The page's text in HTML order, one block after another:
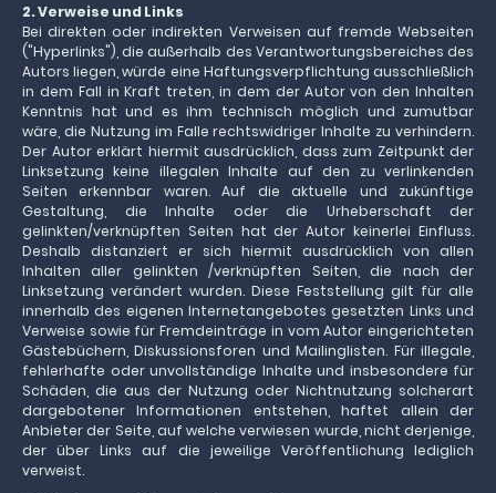
2. Verweise und Links
Bei direkten oder indirekten Verweisen auf fremde Webseiten
("Hyperlinks"), die außerhalb des Verantwortungsbereiches des
Autors liegen, würde eine Haftungsverpflichtung ausschließlich
in dem Fall in Kraft treten, in dem der Autor von den Inhalten
Kenntnis hat und es ihm technisch möglich und zumutbar
wäre, die Nutzung im Falle rechtswidriger Inhalte zu verhindern.
Der Autor erklärt hiermit ausdrücklich, dass zum Zeitpunkt der
Linksetzung keine illegalen Inhalte auf den zu verlinkenden
Seiten erkennbar waren. Auf die aktuelle und zukünftige
Gestaltung, die Inhalte oder die Urheberschaft der
gelinkten/verknüpften Seiten hat der Autor keinerlei Einfluss.
Deshalb distanziert er sich hiermit ausdrücklich von allen
Inhalten aller gelinkten /verknüpften Seiten, die nach der
Linksetzung verändert wurden. Diese Feststellung gilt für alle
innerhalb des eigenen Internetangebotes gesetzten Links und
Verweise sowie für Fremdeinträge in vom Autor eingerichteten
Gästebüchern, Diskussionsforen und Mailinglisten. Für illegale,
fehlerhafte oder unvollständige Inhalte und insbesondere für
Schäden, die aus der Nutzung oder Nichtnutzung solcherart
dargebotener Informationen entstehen, haftet allein der
Anbieter der Seite, auf welche verwiesen wurde, nicht derjenige,
der über Links auf die jeweilige Veröffentlichung lediglich
verweist.